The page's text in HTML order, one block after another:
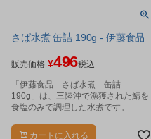
さば水煮 缶詰 190g - 伊藤食品
販売価格 ¥496税込
「伊藤食品 さば水煮 缶詰
190g」は、三陸沖で漁獲された鯖を
食塩のみで調理した水煮です。
カートに入れる